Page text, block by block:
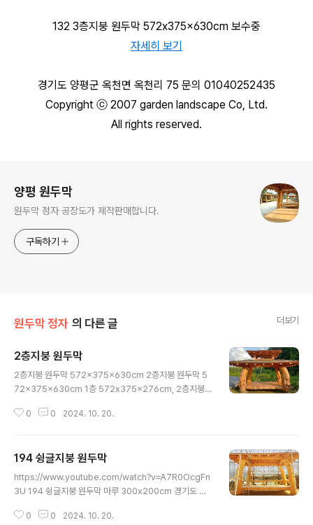
132 3층지붕 원두막 572x375x630cm 보수중
자세히 보기
경기도 양평군 옥천면 옥천리 75 문의 01040252435
Copyright ⓒ 2007 garden landscape Co, Ltd.
All rights reserved.
양평 원두막
원두막 정자 공장도가 제작판매합니다.
구독하기
원두막 정자 의 다른 글 더보기
2층지붕 원두막
2층지붕 원두막 572x375x630cm 2층지붕 원두막 5
72x375x630cm 1층 572x375x276cm, 2층지붕 2
지 정원조경 문의 010-4025-2435
0 0 2024. 10. 20.
194 슁글지붕 원두막
https://www.youtube.com/watch?v=A7R0OcgFn
3U 194 슁글지붕 원두막 마루 300x200cm 경기도 양
435
0 0 2024. 10. 20.